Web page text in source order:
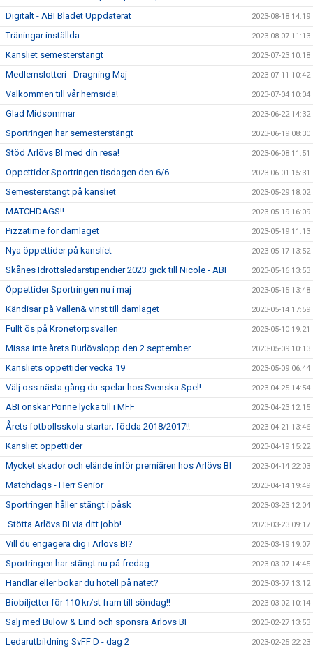
Digitalt - ABI Bladet Uppdaterat 2023-08-18 14:19
Träningar inställda 2023-08-07 11:13
Kansliet semesterstängt 2023-07-23 10:18
Medlemslotteri - Dragning Maj 2023-07-11 10:42
Välkommen till vår hemsida! 2023-07-04 10:04
Glad Midsommar 2023-06-22 14:32
Sportringen har semesterstängt 2023-06-19 08:30
Stöd Arlövs BI med din resa! 2023-06-08 11:51
Öppettider Sportringen tisdagen den 6/6 2023-06-01 15:31
Semesterstängt på kansliet 2023-05-29 18:02
MATCHDAGS!! 2023-05-19 16:09
Pizzatime för damlaget 2023-05-19 11:13
Nya öppettider på kansliet 2023-05-17 13:52
Skånes Idrottsledarstipendier 2023 gick till Nicole - ABI 2023-05-16 13:53
Öppettider Sportringen nu i maj 2023-05-15 13:48
Kändisar på Vallen& vinst till damlaget 2023-05-14 17:59
Fullt ös på Kronetorpsvallen 2023-05-10 19:21
Missa inte årets Burlövslopp den 2 september 2023-05-09 10:13
Kansliets öppettider vecka 19 2023-05-09 06:44
Välj oss nästa gång du spelar hos Svenska Spel! 2023-04-25 14:54
ABI önskar Ponne lycka till i MFF 2023-04-23 12:15
Årets fotbollsskola startar; födda 2018/2017!! 2023-04-21 13:46
Kansliet öppettider 2023-04-19 15:22
Mycket skador och elände inför premiären hos Arlövs BI 2023-04-14 22:03
Matchdags - Herr Senior 2023-04-14 19:49
Sportringen håller stängt i påsk 2023-03-23 12:04
Stötta Arlövs BI via ditt jobb! 2023-03-23 09:17
Vill du engagera dig i Arlövs BI? 2023-03-19 19:07
Sportringen har stängt nu på fredag 2023-03-07 14:45
Handlar eller bokar du hotell på nätet? 2023-03-07 13:12
Biobiljetter för 110 kr/st fram till söndag!! 2023-03-02 10:14
Sälj med Bülow & Lind och sponsra Arlövs BI 2023-02-27 13:53
Ledarutbildning SvFF D - dag 2 2023-02-25 22:23